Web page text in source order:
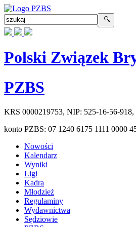
Polski Związek
PZBS
KRS 0000219753, NIP: 525-16-56-918,
konto PZBS: 07 1240 6175 1111 0000
Nowości
Kalendarz
Wyniki
Ligi
Kadra
Młodzież
Regulaminy
Wydawnictwa
Sędziowie